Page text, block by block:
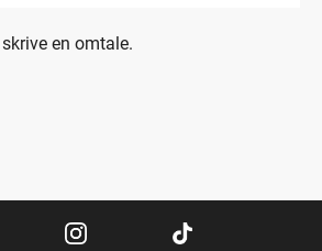
en omtale.